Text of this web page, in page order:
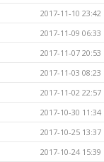
2017-11-10 23:42
2017-11-09 06:33
2017-11-07 20:53
2017-11-03 08:23
2017-11-02 22:57
2017-10-30 11:34
2017-10-25 13:37
2017-10-24 15:39